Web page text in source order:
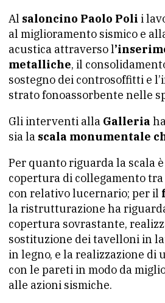
Al saloncino Paolo Poli i
al miglioramento sismico e
acustica attraverso l
metalliche, il
sostegno dei controsoffitti e
strato fonoassorbente nelle
Gli interventi alla Galleria
sia la scala monumentale
Per quanto riguarda la scala
copertura di collegamento
con relativo lucernario; per il
la ristrutturazione ha
copertura sovrastante,
sostituzione dei tavelloni in
in legno, e la realizzazione di
con le pareti in modo da
alle azioni sismiche.